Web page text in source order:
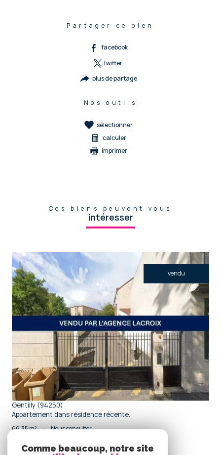
Partager ce bien
facebook
twitter
plus de partage
Nos outils
sélectionner
calculer
imprimer
Ces biens peuvent vous
intéresser
vendu
voir le bien
Gentilly (94250)
Appartement dans résidence récente.
66,35 m² - Nous consulter
Comme beaucoup, notre site